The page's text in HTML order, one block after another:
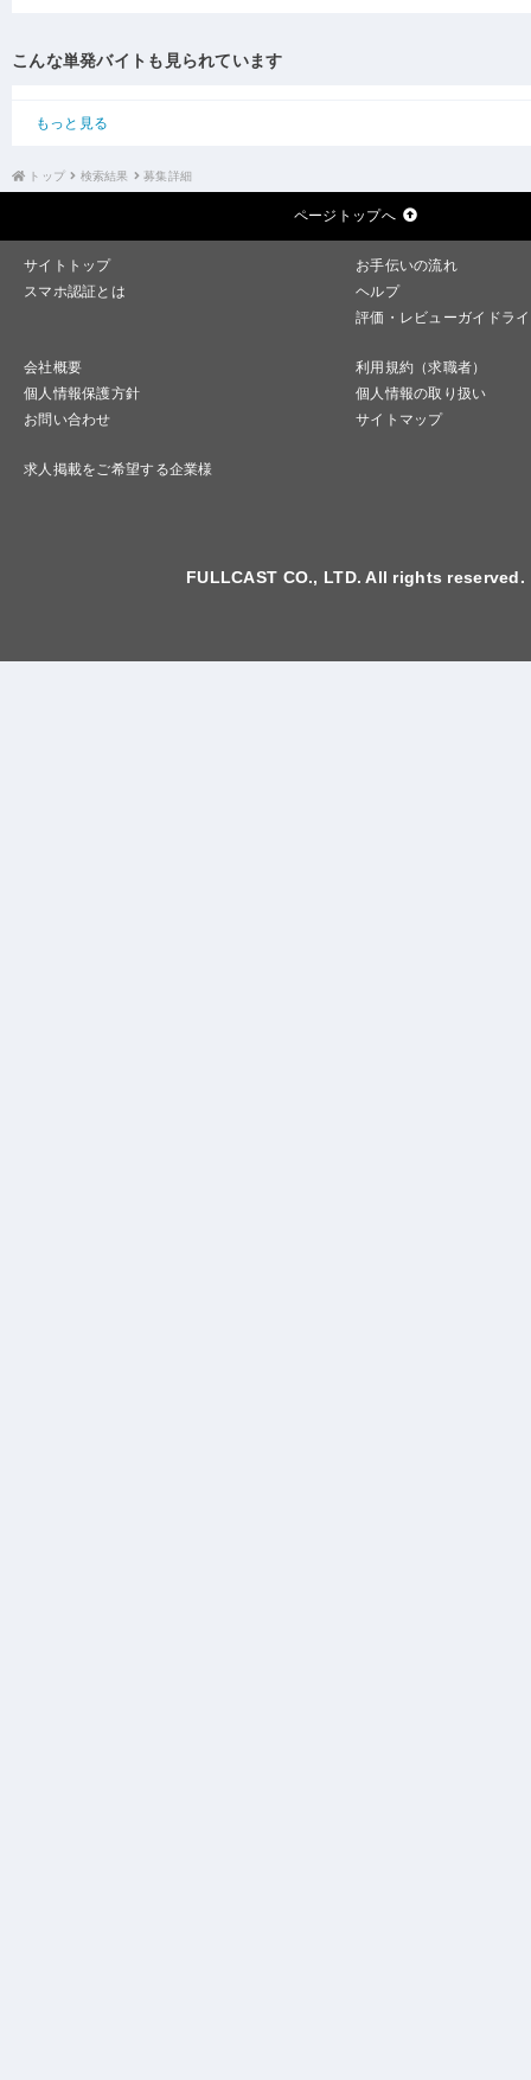
こんな単発バイトも見られています
もっと見る
トップ 検索結果 募集詳細
ページトップへ
サイトトップ
お手伝いの流れ
スマホ認証とは
ヘルプ
評価・レビューガイドラ
会社概要
利用規約（求職者）
個人情報保護方針
個人情報の取り扱い
お問い合わせ
サイトマップ
求人掲載をご希望する企業様
FULLCAST CO., LTD. All rights reserved.